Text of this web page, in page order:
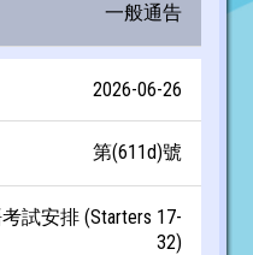
一般通告
2026-06-26
第(611d)號
試安排 (Starters 17-
32)